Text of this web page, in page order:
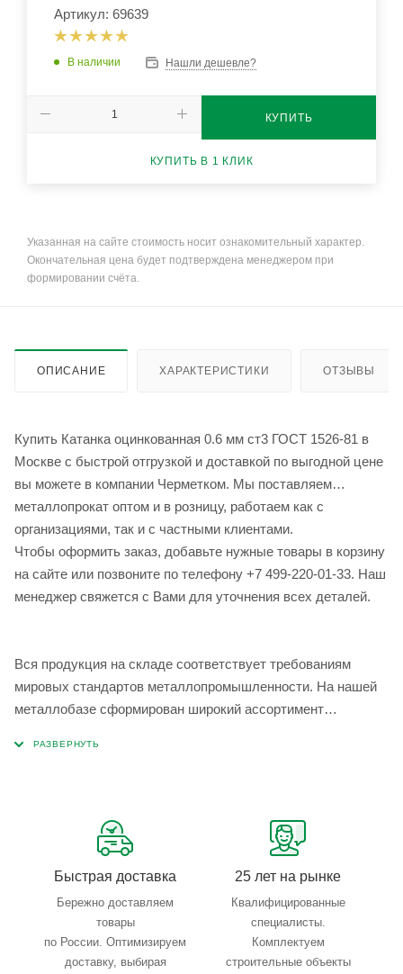
Артикул: 69639
В наличии Нашли дешевле?
КУПИТЬ
КУПИТЬ В 1 КЛИК
Указанная на сайте стоимость носит ознакомительный характер.
Окончательная цена будет подтверждена менеджером при
формировании счёта.
ОПИСАНИЕ ХАРАКТЕРИСТИКИ ОТЗЫВЫ
Купить Катанка оцинкованная 0.6 мм ст3 ГОСТ 1526-81 в
Москве с быстрой отгрузкой и доставкой по выгодной цене
вы можете в компании Черметком. Мы поставляем
металлопрокат оптом и в розницу, работаем как с
организациями, так и с частными клиентами.
Чтобы оформить заказ, добавьте нужные товары в корзину
на сайте или позвоните по телефону +7 499-220-01-33. Наш
менеджер свяжется с Вами для уточнения всех деталей.
Вся продукция на складе соответствует требованиям
мировых стандартов металлопромышленности. На нашей
металлобазе сформирован широкий ассортимент
Быстрая доставка
Бережно доставляем
товары
по России. Оптимизируем
доставку, выбирая
25 лет на рынке
Квалифицированные
специалисты.
Комплектуем
строительные объекты